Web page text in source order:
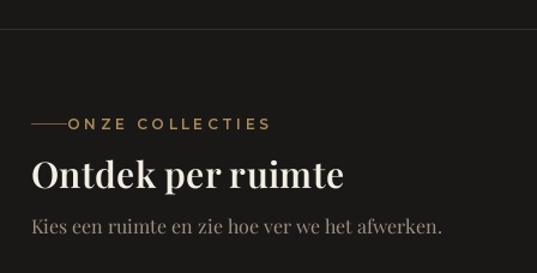
Modern
Marcottestyle Living
ONZE COLLECTIES
Ontdek per ruimte
Kies een ruimte en zie hoe ver we het afwerken.
SAMEN ONTSPANNEN
Woonkamer
Eetkamer
RUST EN RETRAITE